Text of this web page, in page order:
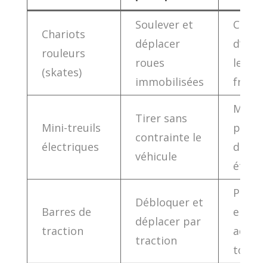
Chariots
rouleurs
(skates)
Soulever et
déplacer
roues
immobilisées
les
Mini-treuils
électriques
Tirer sans
contrainte le
véhicule
des
Barres de
traction
Débloquer et
déplacer par
traction
Peu
toute